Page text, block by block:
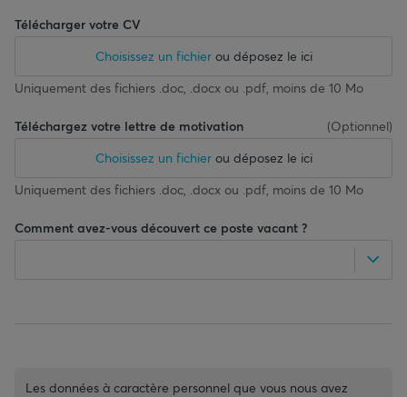
Télécharger votre CV
Choisissez un fichierou déposez le ici
Uniquement des fichiers .doc, .docx ou .pdf, moins de 10 Mo
Téléchargez votre lettre de motivation (Optionnel)
Choisissez un fichierou déposez le ici
Uniquement des fichiers .doc, .docx ou .pdf, moins de 10 Mo
Comment avez-vous découvert ce poste vacant ?
Les données à caractère personnel que vous nous avez